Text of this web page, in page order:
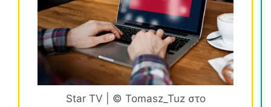
Star TV | © Tomasz_Tuz στο